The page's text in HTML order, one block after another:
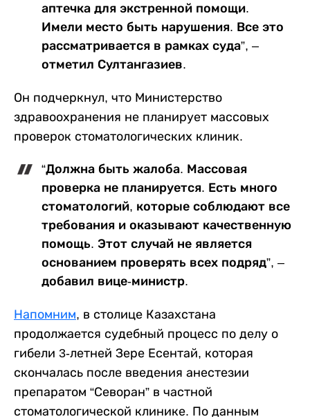
аптечка для экстренной помощи.
Имели место быть нарушения. Все это
рассматривается в рамках суда”, –
отметил Султангазиев.
Он подчеркнул, что Министерство
здравоохранения не планирует массовых
проверок стоматологических клиник.
“Должна быть жалоба. Массовая
проверка не планируется. Есть много
стоматологий, которые соблюдают все
требования и оказывают качественную
помощь. Этот случай не является
основанием проверять всех подряд”, –
добавил вице-министр.
Напомним, в столице Казахстана
продолжается судебный процесс по делу о
гибели 3-летней Зере Есентай, которая
скончалась после введения анестезии
препаратом “Севоран” в частной
стоматологической клинике. По данным